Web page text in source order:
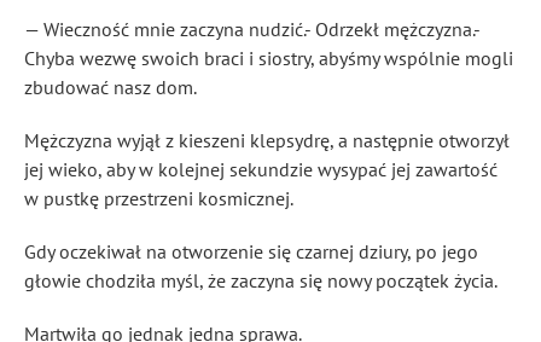
— Wieczność mnie zaczyna nudzić.- Odrzekł mężczyzna.-
Chyba wezwę swoich braci i siostry, abyśmy wspólnie mogli
zbudować nasz dom.
Mężczyzna wyjął z kieszeni klepsydrę, a następnie otworzył
jej wieko, aby w kolejnej sekundzie wysypać jej zawartość
w pustkę przestrzeni kosmicznej.
Gdy oczekiwał na otworzenie się czarnej dziury, po jego
głowie chodziła myśl, że zaczyna się nowy początek życia.
Martwiła go jednak jedna sprawa.